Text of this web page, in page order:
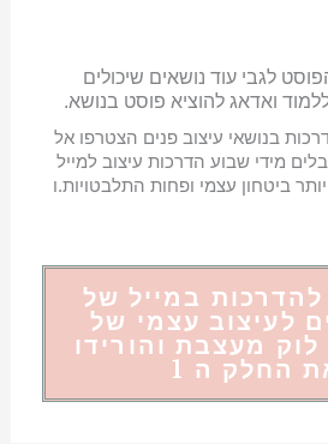
לגבי עוד נושאים שיכולים
ואדאג להוציא פוסט בנושא.
בנושאי עיצוב פנים הצטרפו אל
מידי שבוע הדרכות עיצוב למייל
ביטחון עצמי ופחות התלבטויות.ו
במייל של
לעיצוב עצמי של
מעצבת והורידו
החלק ה 1